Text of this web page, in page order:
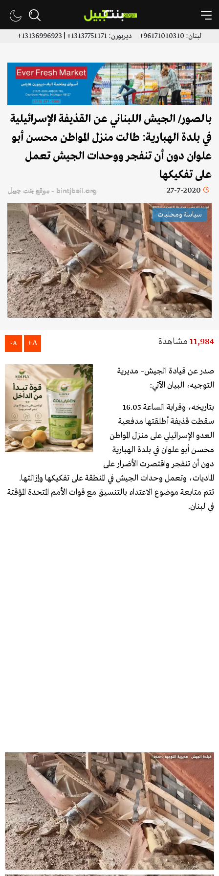
لبنان: 96171010310+ ديربورن: 13137751171+ | 13136996923+
بالصور/ الجيش اللبناني عن القذيفة الإسرائيلية
في بلدة الهبارية: طالت منزل المواطن محسن أبو
علوان دون أن تنفجر ووحدات الجيش تعمل
على تفكيكها
27-7-2020 bintjbeil.org - موقع بنت جبيل
سياسة ومحليات
11,984 مشاهدة A+
A-
صدر عن قيادة الجيش– مديرية
التوجيه، البيان الآتي:
بتاريخه، وقرابة الساعة 16.05
سقطت قذيفة أطلقتها مدفعية
العدو الإسرائيلي على منزل المواطن
محسن أبو علوان في بلدة الهبارية
دون أن تنفجر واقتصرت الأضرار على
الماديات، وتعمل وحدات الجيش في المنطقة على تفكيكها وإزالتها.
تتم متابعة موضوع الاعتداء بالتنسيق مع قوات الأمم المتحدة المؤقتة
في لبنان.